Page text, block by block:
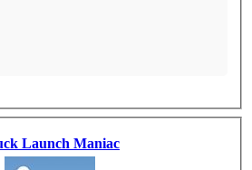
Launch Maniac